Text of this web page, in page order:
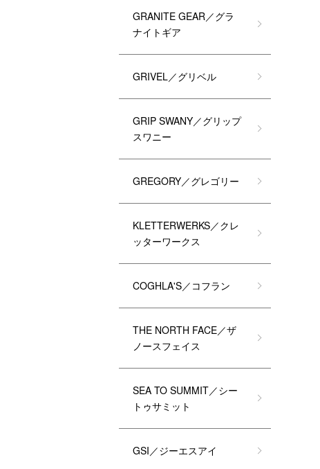
GRANITE GEAR／グラ
ナイトギア
GRIVEL／グリベル
GRIP SWANY／グリップ
スワニー
GREGORY／グレゴリー
KLETTERWERKS／クレ
ッターワークス
COGHLA'S／コフラン
THE NORTH FACE／ザ
ノースフェイス
SEA TO SUMMIT／シー
トゥサミット
GSI／ジーエスアイ